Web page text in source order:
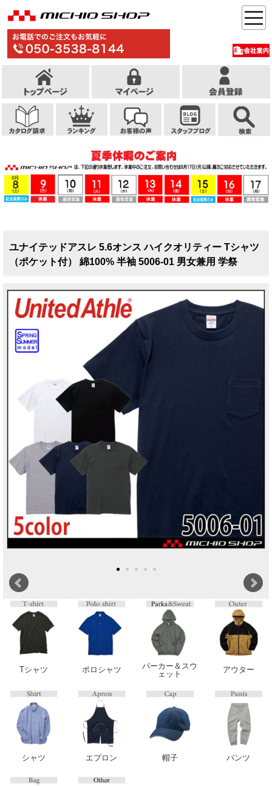
ユナイテッドアスレ 5.6オンス ハイクオリティー Tシャツ
（ポケット付） 綿100% 半袖 5006-01 男女兼用 学祭
Tシャツ ポロシャツ
パーカー＆スウ
ェット
アウター
シャツ エプロン 帽子 パンツ